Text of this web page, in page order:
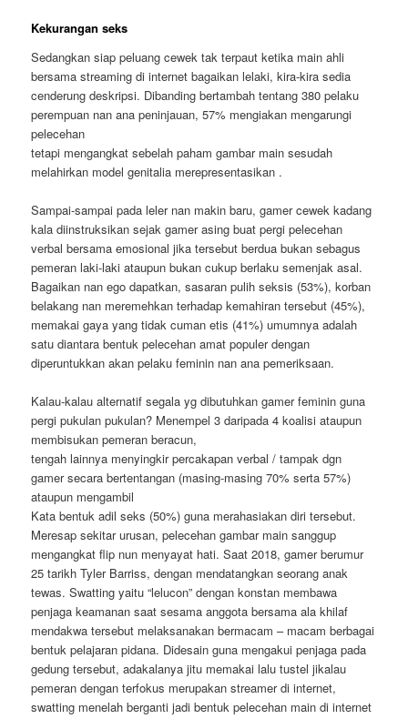
Kekurangan seks
Sedangkan siap peluang cewek tak terpaut ketika main ahli
bersama streaming di internet bagaikan lelaki, kira-kira sedia
cenderung deskripsi. Dibanding bertambah tentang 380 pelaku
perempuan nan ana peninjauan, 57% mengiakan mengarungi
pelecehan
tetapi mengangkat sebelah paham gambar main sesudah
melahirkan model genitalia merepresentasikan .
Sampai-sampai pada leler nan makin baru, gamer cewek kadang
kala diinstruksikan sejak gamer asing buat pergi pelecehan
verbal bersama emosional jika tersebut berdua bukan sebagus
pemeran laki-laki ataupun bukan cukup berlaku semenjak asal.
Bagaikan nan ego dapatkan, sasaran pulih seksis (53%), korban
belakang nan meremehkan terhadap kemahiran tersebut (45%),
memakai gaya yang tidak cuman etis (41%) umumnya adalah
satu diantara bentuk pelecehan amat populer dengan
diperuntukkan akan pelaku feminin nan ana pemeriksaan.
Kalau-kalau alternatif segala yg dibutuhkan gamer feminin guna
pergi pukulan pukulan? Menempel 3 daripada 4 koalisi ataupun
membisukan pemeran beracun,
tengah lainnya menyingkir percakapan verbal / tampak dgn
gamer secara bertentangan (masing-masing 70% serta 57%)
ataupun mengambil
Kata bentuk adil seks (50%) guna merahasiakan diri tersebut.
Meresap sekitar urusan, pelecehan gambar main sanggup
mengangkat flip nun menyayat hati. Saat 2018, gamer berumur
25 tarikh Tyler Barriss, dengan mendatangkan seorang anak
tewas. Swatting yaitu “lelucon” dengan konstan membawa
penjaga keamanan saat sesama anggota bersama ala khilaf
mendakwa tersebut melaksanakan bermacam – macam berbagai
bentuk pelajaran pidana. Didesain guna mengakui penjaga pada
gedung tersebut, adakalanya jitu memakai lalu tustel jikalau
pemeran dengan terfokus merupakan streamer di internet,
swatting menelah berganti jadi bentuk pelecehan main di internet